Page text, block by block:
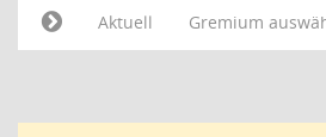
Aktuell
Gremium